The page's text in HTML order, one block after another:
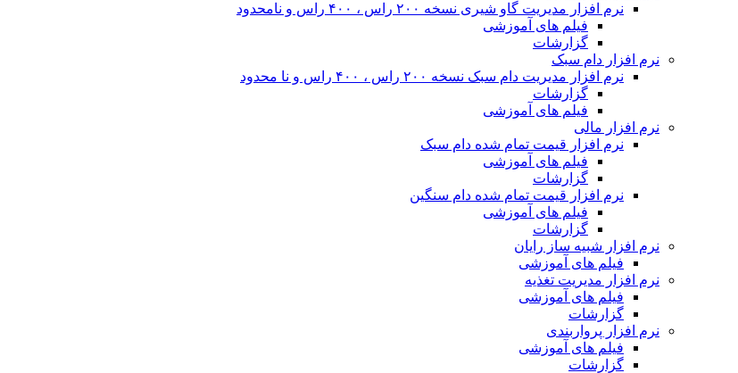
نرم افزار مدیریت گاو شیری نسخه ۲۰۰ راس ، ۴۰۰ راس و نامحدود
فیلم های آموزشی
گزارشات
نرم افزار دام سبک
نرم افزار مدیریت دام سبک نسخه ۲۰۰ راس ، ۴۰۰ راس و نا محدود
گزارشات
فیلم های آموزشی
نرم افزار مالی
نرم افزار قیمت تمام شده دام سبک
فیلم های آموزشی
گزارشات
نرم افزار قیمت تمام شده دام سنگین
فیلم های آموزشی
گزارشات
نرم افزار شبیه ساز رایان
فیلم های آموزشی
نرم افزار مدیریت تغذیه
فیلم های آموزشی
گزارشات
نرم افزار پرواربندی
فیلم های آموزشی
گزارشات